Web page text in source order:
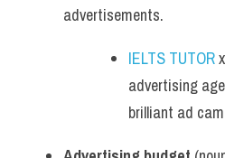
advertisements.
IELTS TUTOR
advertising
brilliant ad